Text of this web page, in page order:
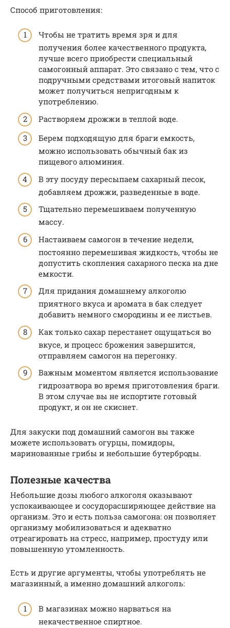
Способ приготовления:
Чтобы не тратить время зря и для
получения более качественного продукта,
лучше всего приобрести специальный
самогонный аппарат. Это связано с тем, что с
подручными средствами итоговый напиток
может получиться непригодным к
употреблению.
Растворяем дрожжи в теплой воде.
Берем подходящую для браги емкость,
можно использовать обычный бак из
пищевого алюминия.
В эту посуду пересыпаем сахарный песок,
добавляем дрожжи, разведенные в воде.
Тщательно перемешиваем полученную
массу.
Настаиваем самогон в течение недели,
постоянно перемешивая жидкость, чтобы не
допустить скопления сахарного песка на дне
емкости.
Для придания домашнему алкоголю
приятного вкуса и аромата в бак следует
добавить немного смородины и ее листьев.
Как только сахар перестанет ощущаться во
вкусе, и процесс брожения завершится,
отправляем самогон на перегонку.
Важным моментом является использование
гидрозатвора во время приготовления браги.
В этом случае вы не испортите готовый
продукт, и он не скиснет.
Для закуски под домашний самогон вы также
можете использовать огурцы, помидоры,
маринованные грибы и небольшие бутерброды.
Полезные качества
Небольшие дозы любого алкоголя оказывают
успокаивающее и сосудорасширяющее действие на
организм. Это и есть польза самогона: он позволяет
организму мобилизоваться и адекватно
отреагировать на стресс, например, простуду или
повышенную утомленность.
Есть и другие аргументы, чтобы употреблять не
магазинный, а именно домашний алкоголь:
В магазинах можно нарваться на
некачественное спиртное.